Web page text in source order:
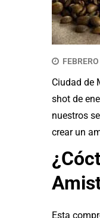
Ciudad de
shot de
nuestros
crear un
Esta